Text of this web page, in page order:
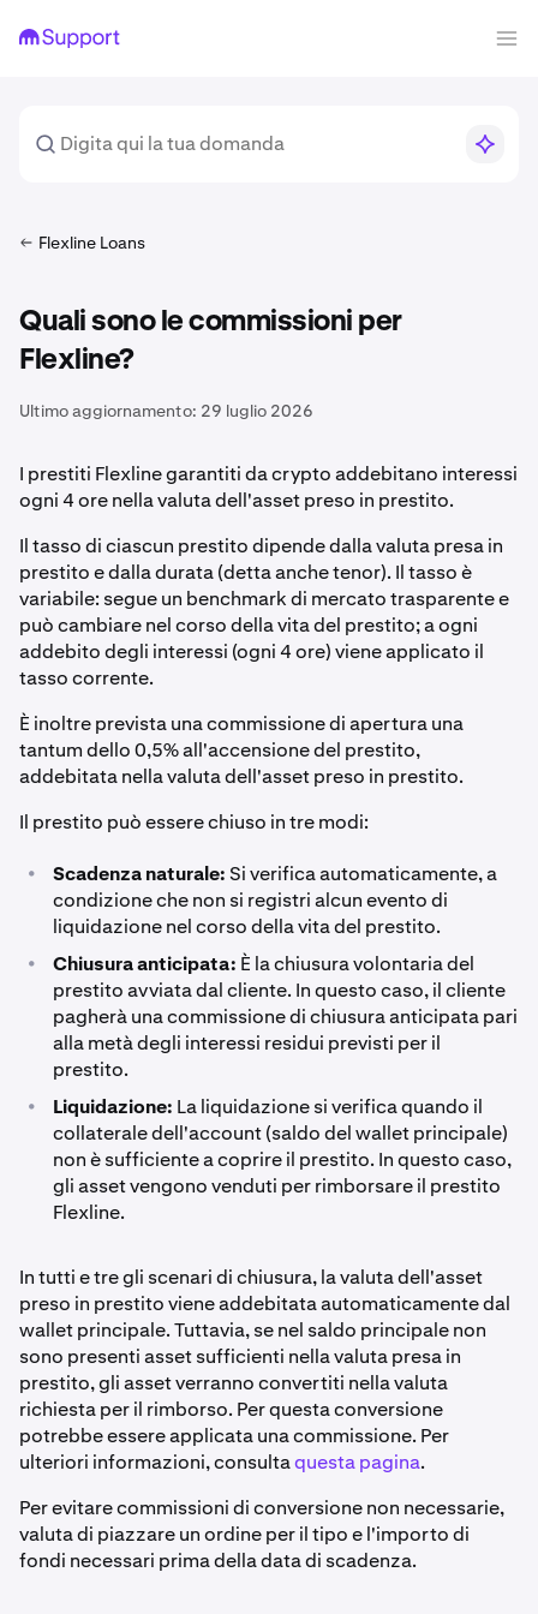
Flexline Loans
Quali sono le commissioni per
Flexline?
Ultimo aggiornamento: 29 luglio 2026
I prestiti Flexline garantiti da crypto addebitano interessi
ogni 4 ore nella valuta dell'asset preso in prestito.
Il tasso di ciascun prestito dipende dalla valuta presa in
prestito e dalla durata (detta anche tenor). Il tasso è
variabile: segue un benchmark di mercato trasparente e
può cambiare nel corso della vita del prestito; a ogni
addebito degli interessi (ogni 4 ore) viene applicato il
tasso corrente.
È inoltre prevista una commissione di apertura una
tantum dello 0,5% all'accensione del prestito,
addebitata nella valuta dell'asset preso in prestito.
Il prestito può essere chiuso in tre modi:
• Scadenza naturale:Si verifica automaticamente, a
condizione che non si registri alcun evento di
liquidazione nel corso della vita del prestito.
• Chiusura anticipata: È la chiusura volontaria del
prestito avviata dal cliente. In questo caso, il cliente
pagherà una commissione di chiusura anticipata pari
alla metà degli interessi residui previsti per il
prestito.
• Liquidazione: La liquidazione si verifica quando il
collaterale dell'account (saldo del wallet principale)
non è sufficiente a coprire il prestito. In questo caso,
gli asset vengono venduti per rimborsare il prestito
Flexline.
In tutti e tre gli scenari di chiusura, la valuta dell'asset
preso in prestito viene addebitata automaticamente dal
wallet principale. Tuttavia, se nel saldo principale non
sono presenti asset sufficienti nella valuta presa in
prestito, gli asset verranno convertiti nella valuta
richiesta per il rimborso. Per questa conversione
potrebbe essere applicata una commissione. Per
ulteriori informazioni, consultaquesta pagina.
Per evitare commissioni di conversione non necessarie,
valuta di piazzare un ordine per il tipo e l'importo di
fondi necessari prima della data di scadenza.